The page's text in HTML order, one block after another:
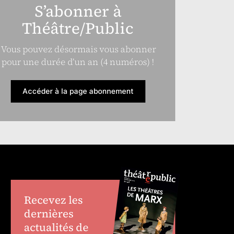
S’abonner à
Théâtre/Public
Vous pouvez désormais vous abonner
pour une durée d’un an (4 numéros) !
Accéder à la page abonnement
Recevez les
dernières
actualités de